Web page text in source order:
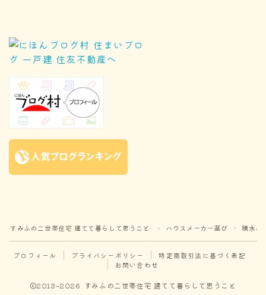
すみふの二世帯住宅 建てて暮らして思うこと ＞ ハウスメーカー選び ＞ 積水ハ
プロフィール プライバシーポリシー
特定商取引法に基づく表記
お問い合わせ
2013–2026 すみふの二世帯住宅 建てて暮らして思うこと